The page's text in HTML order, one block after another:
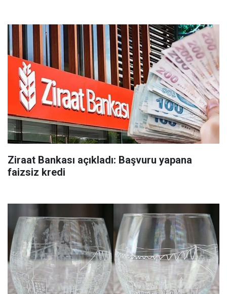
Ziraat Bankası açıkladı: Başvuru yapana
faizsiz kredi